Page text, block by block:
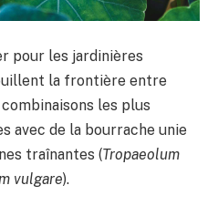
pour les jardinières
la frontière entre
les plus
avec de la bourrache unie
traînantes (Tropaeolum
vulgare).